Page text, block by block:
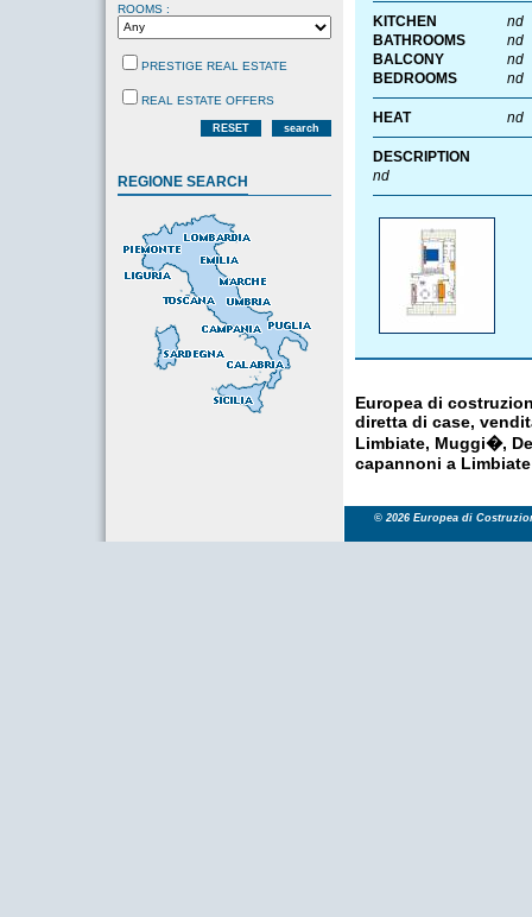
ROOMS :
PRESTIGE REAL ESTATE
REAL ESTATE OFFERS
RESET search
REGIONE SEARCH
KITCHEN
nd
BATHROOMS
nd
BALCONY
nd
BEDROOMS
nd
HEAT nd
DESCRIPTION
nd
Europea di
diretta di case,
Limbiate, Muggi�,
capannoni a Limbiate
© 2026 Europea di